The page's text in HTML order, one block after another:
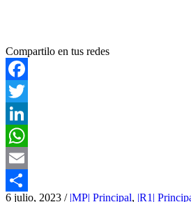
Compartilo en tus redes
Facebook
Twitter
LinkedIn
WhatsApp
Email
6 julio, 2023 / |MP| Principal, |R1|